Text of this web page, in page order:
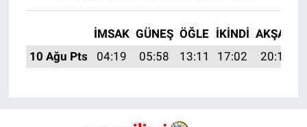
İMSAK GÜNEŞ ÖĞLE İKINDI AKŞAM
10 Ağu Pts
04:19 05:58 13:11 17:02 20:13